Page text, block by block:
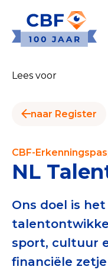
Goede
CBF-Erkenning
Publiek
Veilig geven
Check het
Download de
Lees voor
naar Register
CBF-
NL
Ons doel is
sport, cultuur
financiële